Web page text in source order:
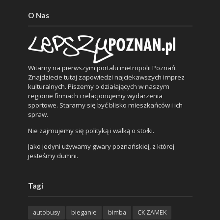
O Nas
Witamy na pierwszym portalu metropolii Poznań.
Znajdziecie tutaj zapowiedzi najciekawszych imprez
kulturalnych. Piszemy o działających w naszym
regionie firmach i relacjonujemy wydarzenia
sportowe. Staramy się być blisko mieszkańców i ich
spraw.
Nie zajmujemy się polityką i walką o stołki.
Jako jedyni używamy gwary poznańskiej, z której
jesteśmy dumni.
Tagi
autobusy bieganie bimba
CK ZAMEK